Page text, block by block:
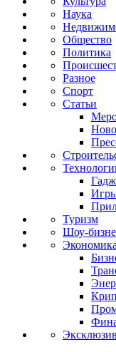
Наука
Общество
Политика
Разное
Спорт
Статьи
Туризм
Шоу-
Экономика
Эксклюзив